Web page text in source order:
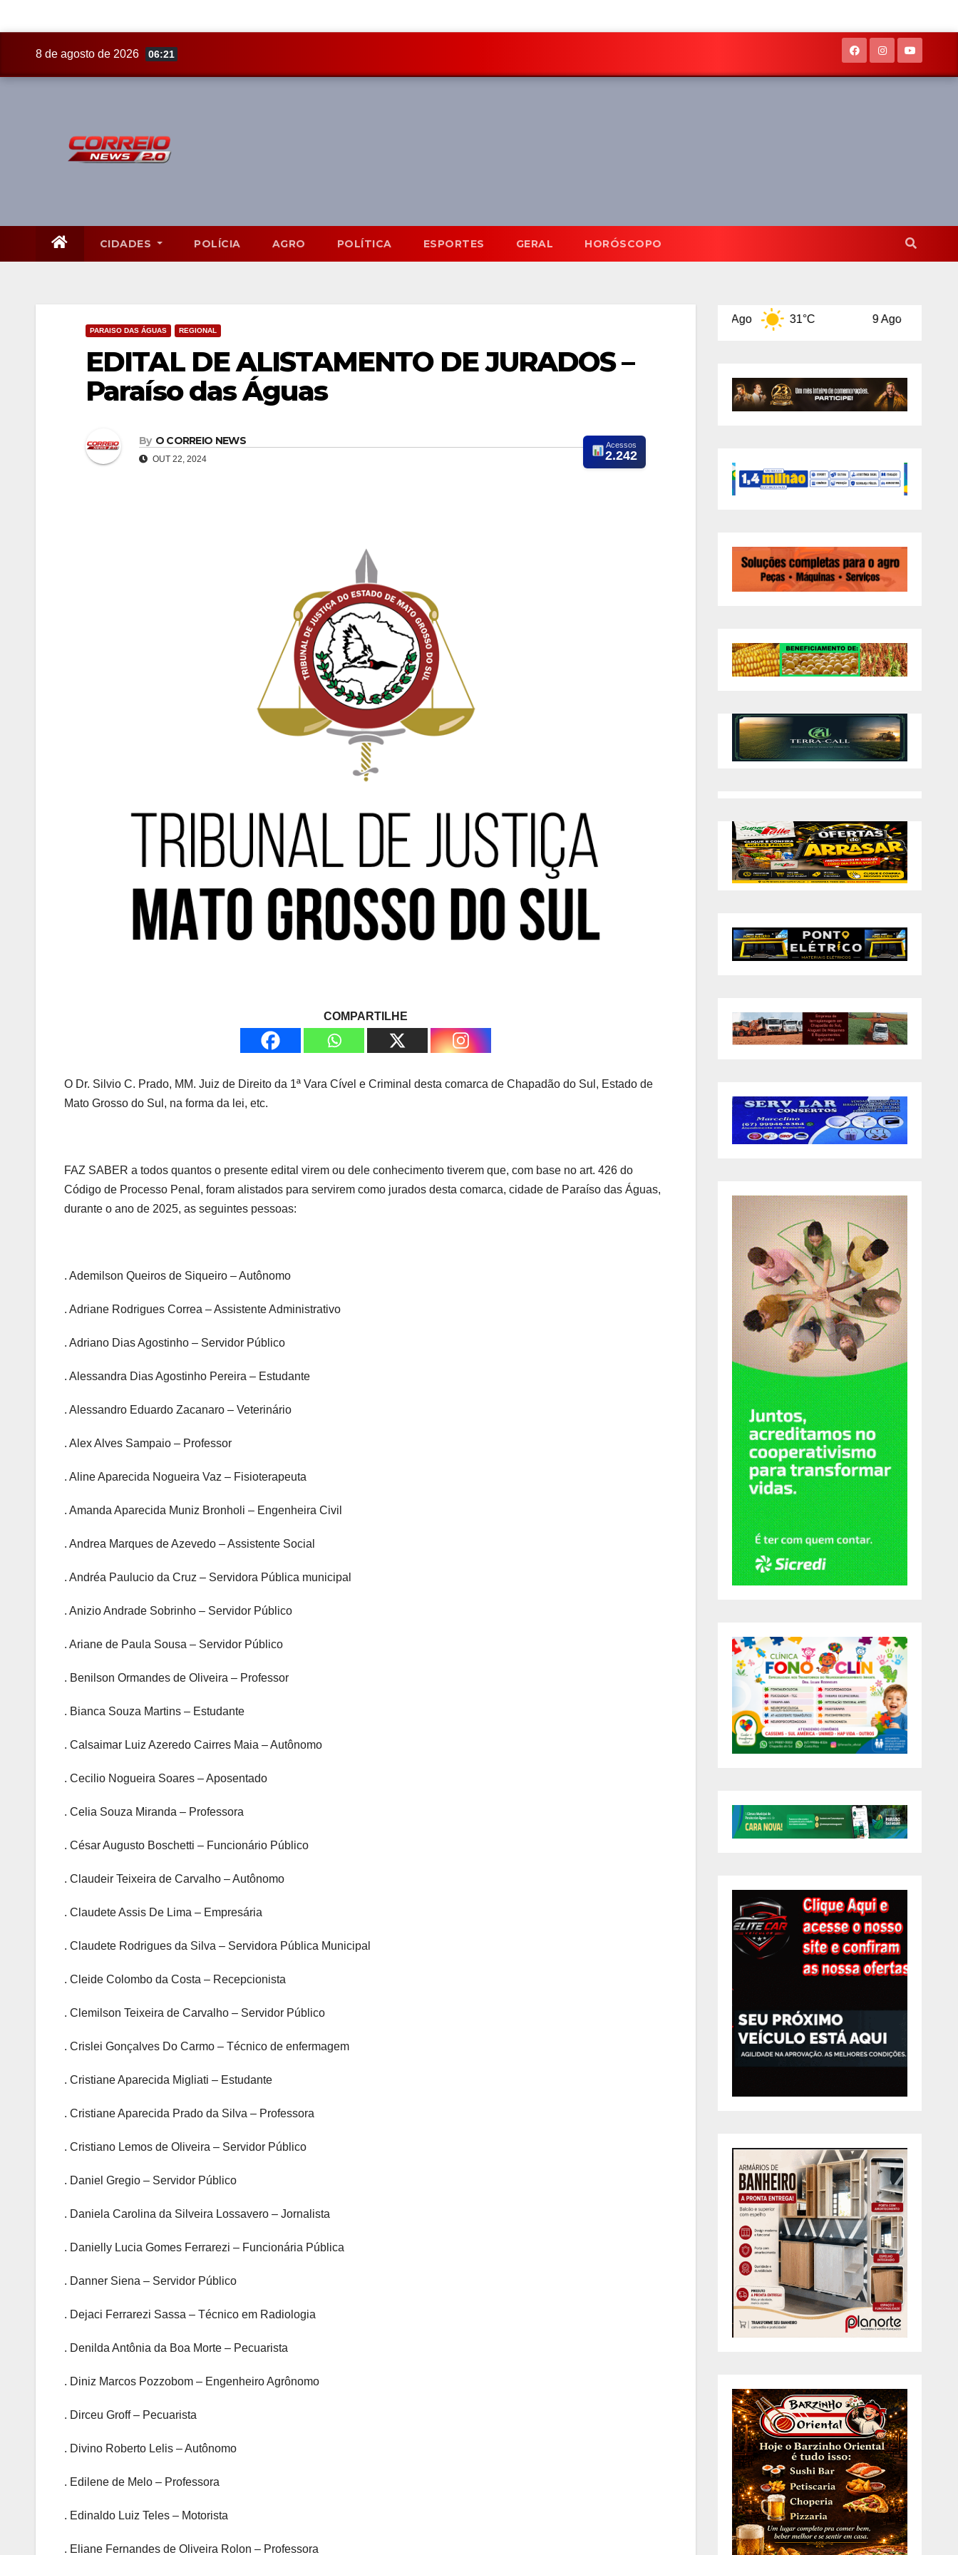
8 de agosto de 2026 06:21
CIDADES POLÍCIA AGRO POLÍTICA ESPORTES GERAL HORÓSCOPO
PARAISO DAS ÁGUAS REGIONAL
EDITAL DE ALISTAMENTO DE JURADOS –
Paraíso das Águas
By O CORREIO NEWS
OUT 22, 2024
Acessos
2.242
COMPARTILHE
O Dr. Silvio C. Prado, MM. Juiz de Direito da 1ª Vara Cível e Criminal desta comarca de Chapadão do Sul, Estado de
Mato Grosso do Sul, na forma da lei, etc.
FAZ SABER a todos quantos o presente edital virem ou dele conhecimento tiverem que, com base no art. 426 do
Código de Processo Penal, foram alistados para servirem como jurados desta comarca, cidade de Paraíso das Águas,
durante o ano de 2025, as seguintes pessoas:
. Ademilson Queiros de Siqueiro – Autônomo
. Adriane Rodrigues Correa – Assistente Administrativo
. Adriano Dias Agostinho – Servidor Público
. Alessandra Dias Agostinho Pereira – Estudante
. Alessandro Eduardo Zacanaro – Veterinário
. Alex Alves Sampaio – Professor
. Aline Aparecida Nogueira Vaz – Fisioterapeuta
. Amanda Aparecida Muniz Bronholi – Engenheira Civil
. Andrea Marques de Azevedo – Assistente Social
. Andréa Paulucio da Cruz – Servidora Pública municipal
. Anizio Andrade Sobrinho – Servidor Público
. Ariane de Paula Sousa – Servidor Público
. Benilson Ormandes de Oliveira – Professor
. Bianca Souza Martins – Estudante
. Calsaimar Luiz Azeredo Cairres Maia – Autônomo
. Cecilio Nogueira Soares – Aposentado
. Celia Souza Miranda – Professora
. César Augusto Boschetti – Funcionário Público
. Claudeir Teixeira de Carvalho – Autônomo
. Claudete Assis De Lima – Empresária
. Claudete Rodrigues da Silva – Servidora Pública Municipal
. Cleide Colombo da Costa – Recepcionista
. Clemilson Teixeira de Carvalho – Servidor Público
. Crislei Gonçalves Do Carmo – Técnico de enfermagem
. Cristiane Aparecida Migliati – Estudante
. Cristiane Aparecida Prado da Silva – Professora
. Cristiano Lemos de Oliveira – Servidor Público
. Daniel Gregio – Servidor Público
. Daniela Carolina da Silveira Lossavero – Jornalista
. Danielly Lucia Gomes Ferrarezi – Funcionária Pública
. Danner Siena – Servidor Público
. Dejaci Ferrarezi Sassa – Técnico em Radiologia
. Denilda Antônia da Boa Morte – Pecuarista
. Diniz Marcos Pozzobom – Engenheiro Agrônomo
. Dirceu Groff – Pecuarista
. Divino Roberto Lelis – Autônomo
. Edilene de Melo – Professora
. Edinaldo Luiz Teles – Motorista
. Eliane Fernandes de Oliveira Rolon – Professora
31°C 32°C